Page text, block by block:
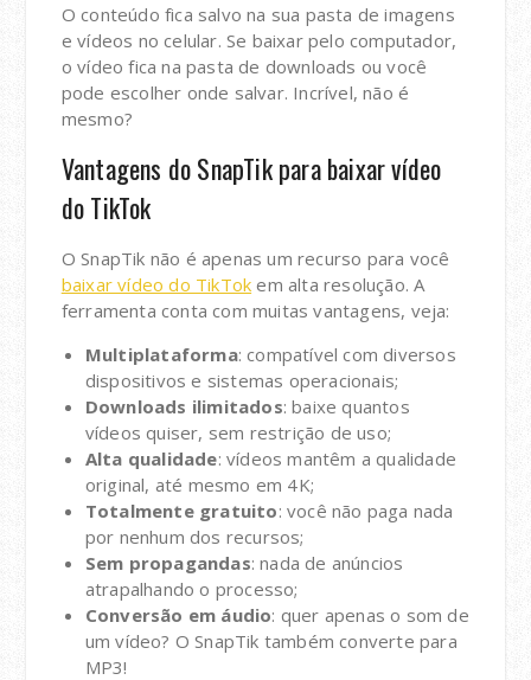
O conteúdo fica salvo na sua pasta de imagens
e vídeos no celular. Se baixar pelo computador,
o vídeo fica na pasta de downloads ou você
pode escolher onde salvar. Incrível, não é
mesmo?
Vantagens do SnapTik para baixar vídeo
do TikTok
O SnapTik não é apenas um recurso para você
baixar vídeo do TikTok em alta resolução. A
ferramenta conta com muitas vantagens, veja:
Multiplataforma: compatível com diversos
dispositivos e sistemas operacionais;
Downloads ilimitados: baixe quantos
vídeos quiser, sem restrição de uso;
Alta qualidade: vídeos mantêm a qualidade
original, até mesmo em 4K;
Totalmente gratuito: você não paga nada
por nenhum dos recursos;
Sem propagandas: nada de anúncios
atrapalhando o processo;
Conversão em áudio: quer apenas o som de
um vídeo? O SnapTik também converte para
MP3!